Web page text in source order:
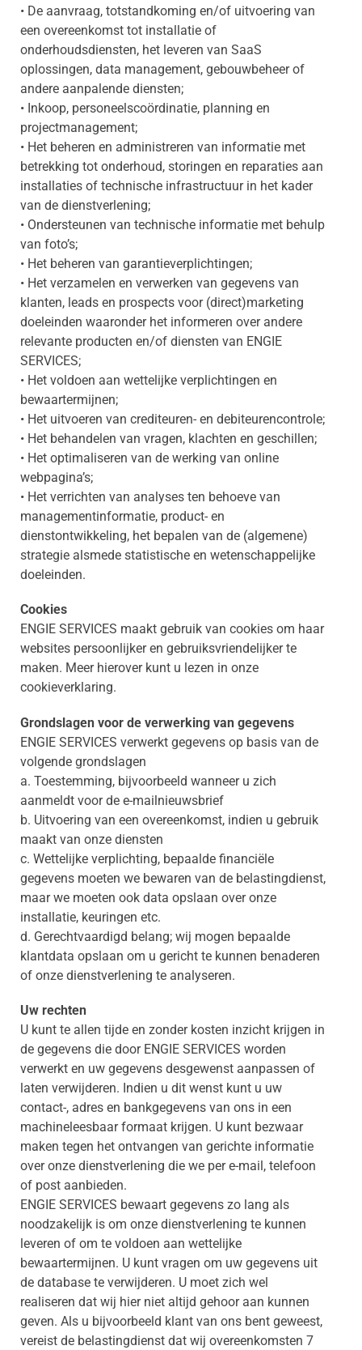
• De aanvraag, totstandkoming en/of uitvoering van
een overeenkomst tot installatie of
onderhoudsdiensten, het leveren van SaaS
oplossingen, data management, gebouwbeheer of
andere aanpalende diensten;
• Inkoop, personeelscoördinatie, planning en
projectmanagement;
• Het beheren en administreren van informatie met
betrekking tot onderhoud, storingen en reparaties aan
installaties of technische infrastructuur in het kader
van de dienstverlening;
• Ondersteunen van technische informatie met behulp
van foto’s;
• Het beheren van garantieverplichtingen;
• Het verzamelen en verwerken van gegevens van
klanten, leads en prospects voor (direct)marketing
doeleinden waaronder het informeren over andere
relevante producten en/of diensten van ENGIE
SERVICES;
• Het voldoen aan wettelijke verplichtingen en
bewaartermijnen;
• Het uitvoeren van crediteuren- en debiteurencontrole;
• Het behandelen van vragen, klachten en geschillen;
• Het optimaliseren van de werking van online
webpagina’s;
• Het verrichten van analyses ten behoeve van
managementinformatie, product- en
dienstontwikkeling, het bepalen van de (algemene)
strategie alsmede statistische en wetenschappelijke
doeleinden.
Cookies
ENGIE SERVICES maakt gebruik van cookies om haar
websites persoonlijker en gebruiksvriendelijker te
maken. Meer hierover kunt u lezen in onze
cookieverklaring.
Grondslagen voor de verwerking van gegevens
ENGIE SERVICES verwerkt gegevens op basis van de
volgende grondslagen
a. Toestemming, bijvoorbeeld wanneer u zich
aanmeldt voor de e-mailnieuwsbrief
b. Uitvoering van een overeenkomst, indien u gebruik
maakt van onze diensten
c. Wettelijke verplichting, bepaalde financiële
gegevens moeten we bewaren van de belastingdienst,
maar we moeten ook data opslaan over onze
installatie, keuringen etc.
d. Gerechtvaardigd belang; wij mogen bepaalde
klantdata opslaan om u gericht te kunnen benaderen
of onze dienstverlening te analyseren.
Uw rechten
U kunt te allen tijde en zonder kosten inzicht krijgen in
de gegevens die door ENGIE SERVICES worden
verwerkt en uw gegevens desgewenst aanpassen of
laten verwijderen. Indien u dit wenst kunt u uw
contact-, adres en bankgegevens van ons in een
machineleesbaar formaat krijgen. U kunt bezwaar
maken tegen het ontvangen van gerichte informatie
over onze dienstverlening die we per e-mail, telefoon
of post aanbieden.
ENGIE SERVICES bewaart gegevens zo lang als
noodzakelijk is om onze dienstverlening te kunnen
leveren of om te voldoen aan wettelijke
bewaartermijnen. U kunt vragen om uw gegevens uit
de database te verwijderen. U moet zich wel
realiseren dat wij hier niet altijd gehoor aan kunnen
geven. Als u bijvoorbeeld klant van ons bent geweest,
vereist de belastingdienst dat wij overeenkomsten 7